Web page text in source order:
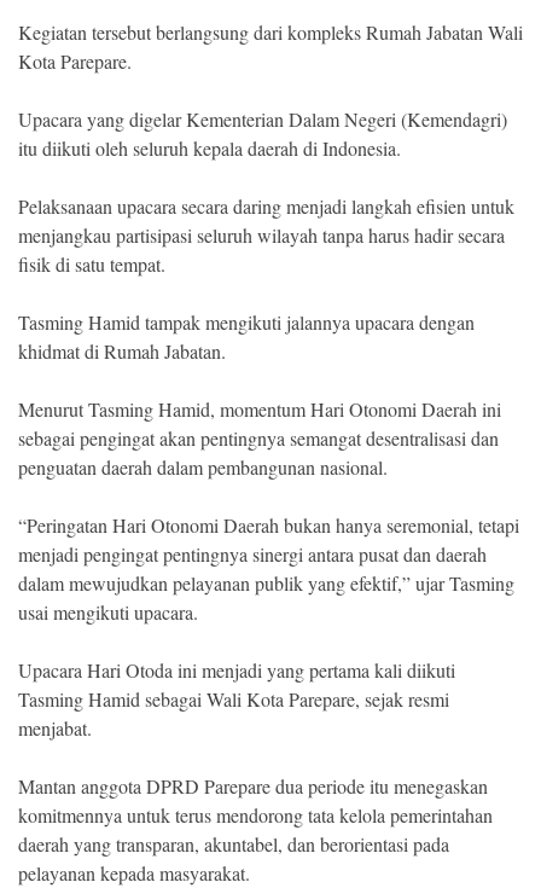
©
Copyright
.
All
Right
Kegiatan tersebut berlangsung dari kompleks Rumah Jabatan Wali
Kota Parepare.
Upacara yang digelar Kementerian Dalam Negeri (Kemendagri)
itu diikuti oleh seluruh kepala daerah di Indonesia.
Pelaksanaan upacara secara daring menjadi langkah efisien untuk
menjangkau partisipasi seluruh wilayah tanpa harus hadir secara
fisik di satu tempat.
Tasming Hamid tampak mengikuti jalannya upacara dengan
khidmat di Rumah Jabatan.
Menurut Tasming Hamid, momentum Hari Otonomi Daerah ini
sebagai pengingat akan pentingnya semangat desentralisasi dan
penguatan daerah dalam pembangunan nasional.
“Peringatan Hari Otonomi Daerah bukan hanya seremonial, tetapi
menjadi pengingat pentingnya sinergi antara pusat dan daerah
dalam mewujudkan pelayanan publik yang efektif,” ujar Tasming
usai mengikuti upacara.
Upacara Hari Otoda ini menjadi yang pertama kali diikuti
Tasming Hamid sebagai Wali Kota Parepare, sejak resmi
menjabat.
Mantan anggota DPRD Parepare dua periode itu menegaskan
komitmennya untuk terus mendorong tata kelola pemerintahan
daerah yang transparan, akuntabel, dan berorientasi pada
pelayanan kepada masyarakat.